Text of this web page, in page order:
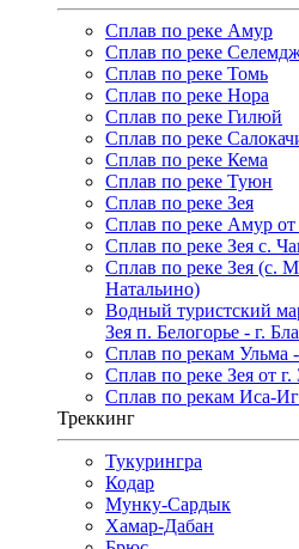
Сплав по реке Амур
Сплав по реке
Сплав по реке Томь
Сплав по реке Нора
Сплав по реке Гилюй
Сплав по реке
Сплав по реке Кема
Сплав по реке Туюн
Сплав по реке Зея
Сплав по реке Амур от
Cплав по реке Зея с.
Cплав по реке Зея (c.
Натальино)
Водный туристский
Зея п. Белогорье - г.
Сплав по рекам Ульма
Сплав по реке Зея от г.
Сплав по рекам Иса-
Треккинг
Тукурингра
Кодар
Мунку-Сардык
Хамар-Дабан